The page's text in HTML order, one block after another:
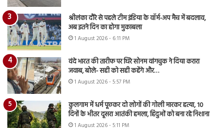
श्रीलंका दौरे से पहले टीम इंडिया के वॉर्म-अप मैच में बदलाव,
अब इतने दिन का होगा मुकाबला
1 August 2026 - 6:11 PM
वंदे भारत की तारीफ पर घिरे सोनम वांगचुक ने दिया करारा
जवाब, बोले- सही को सही कहेंगे और…
1 August 2026 - 5:57 PM
कुलगाम में धर्म पूछकर दो लोगों की गोली मारकर हत्या, 10
दिनों के भीतर दूसरा आतंकी हमला, हिंदुओं को बना रहे निशाना
1 August 2026 - 5:11 PM